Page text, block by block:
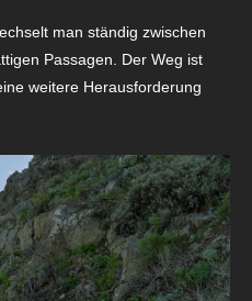
man ständig zwischen
Passagen. Der Weg ist
weitere Herausforderung